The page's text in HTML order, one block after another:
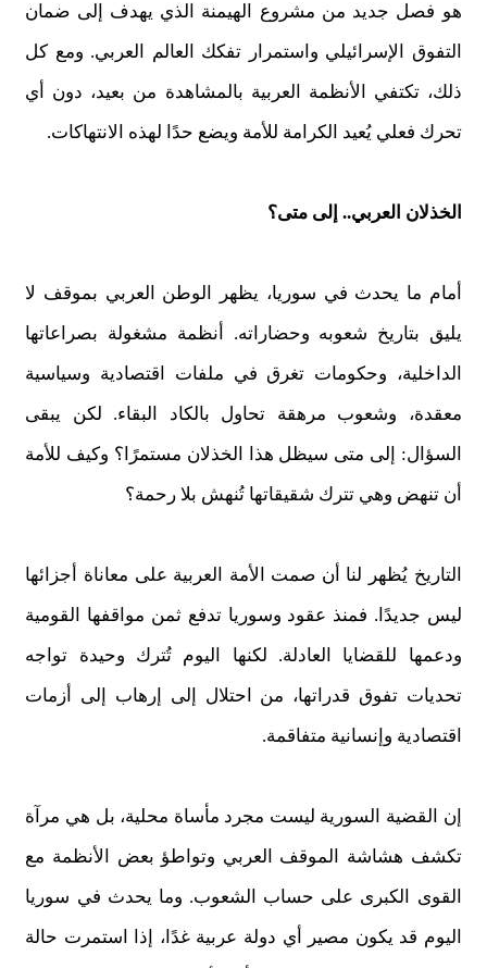
هو فصل جديد من مشروع الهيمنة الذي يهدف إلى ضمان
التفوق الإسرائيلي واستمرار تفكك العالم العربي. ومع كل
ذلك، تكتفي الأنظمة العربية بالمشاهدة من بعيد، دون أي
تحرك فعلي يُعيد الكرامة للأمة ويضع حدًا لهذه الانتهاكات.
الخذلان العربي.. إلى متى؟
أمام ما يحدث في سوريا، يظهر الوطن العربي بموقف لا
يليق بتاريخ شعوبه وحضاراته. أنظمة مشغولة بصراعاتها
الداخلية، وحكومات تغرق في ملفات اقتصادية وسياسية
معقدة، وشعوب مرهقة تحاول بالكاد البقاء. لكن يبقى
السؤال: إلى متى سيظل هذا الخذلان مستمرًا؟ وكيف للأمة
أن تنهض وهي تترك شقيقاتها تُنهش بلا رحمة؟
التاريخ يُظهر لنا أن صمت الأمة العربية على معاناة أجزائها
ليس جديدًا. فمنذ عقود وسوريا تدفع ثمن مواقفها القومية
ودعمها للقضايا العادلة. لكنها اليوم تُترك وحيدة تواجه
تحديات تفوق قدراتها، من احتلال إلى إرهاب إلى أزمات
اقتصادية وإنسانية متفاقمة.
إن القضية السورية ليست مجرد مأساة محلية، بل هي مرآة
تكشف هشاشة الموقف العربي وتواطؤ بعض الأنظمة مع
القوى الكبرى على حساب الشعوب. وما يحدث في سوريا
اليوم قد يكون مصير أي دولة عربية غدًا، إذا استمرت حالة